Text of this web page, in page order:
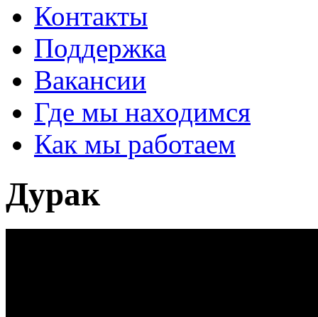
Контакты
Поддержка
Вакансии
Где мы находимся
Как мы работаем
Дурак